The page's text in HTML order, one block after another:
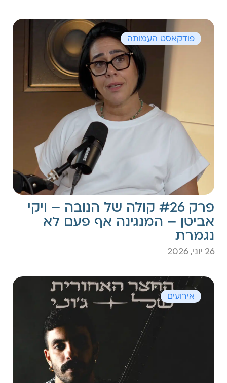
פודקאסט העמותה
פרק #26 קולה של הנובה – ויקי
אביטן – המנגינה אף פעם לא
נגמרת
26 יוני, 2026
אירועים